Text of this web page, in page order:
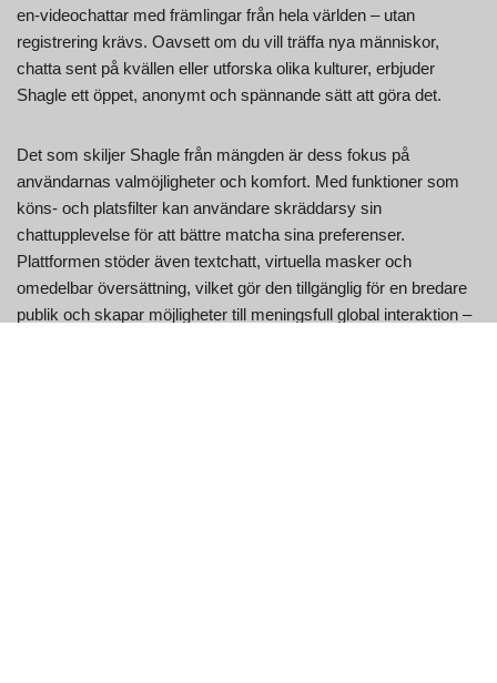
en-videochattar med främlingar från hela världen – utan
registrering krävs. Oavsett om du vill träffa nya människor,
chatta sent på kvällen eller utforska olika kulturer, erbjuder
Shagle ett öppet, anonymt och spännande sätt att göra det.
Det som skiljer Shagle från mängden är dess fokus på
användarnas valmöjligheter och komfort. Med funktioner som
köns- och platsfilter kan användare skräddarsy sin
chattupplevelse för att bättre matcha sina preferenser.
Plattformen stöder även textchatt, virtuella masker och
omedelbar översättning, vilket gör den tillgänglig för en bredare
publik och skapar möjligheter till meningsfull global interaktion –